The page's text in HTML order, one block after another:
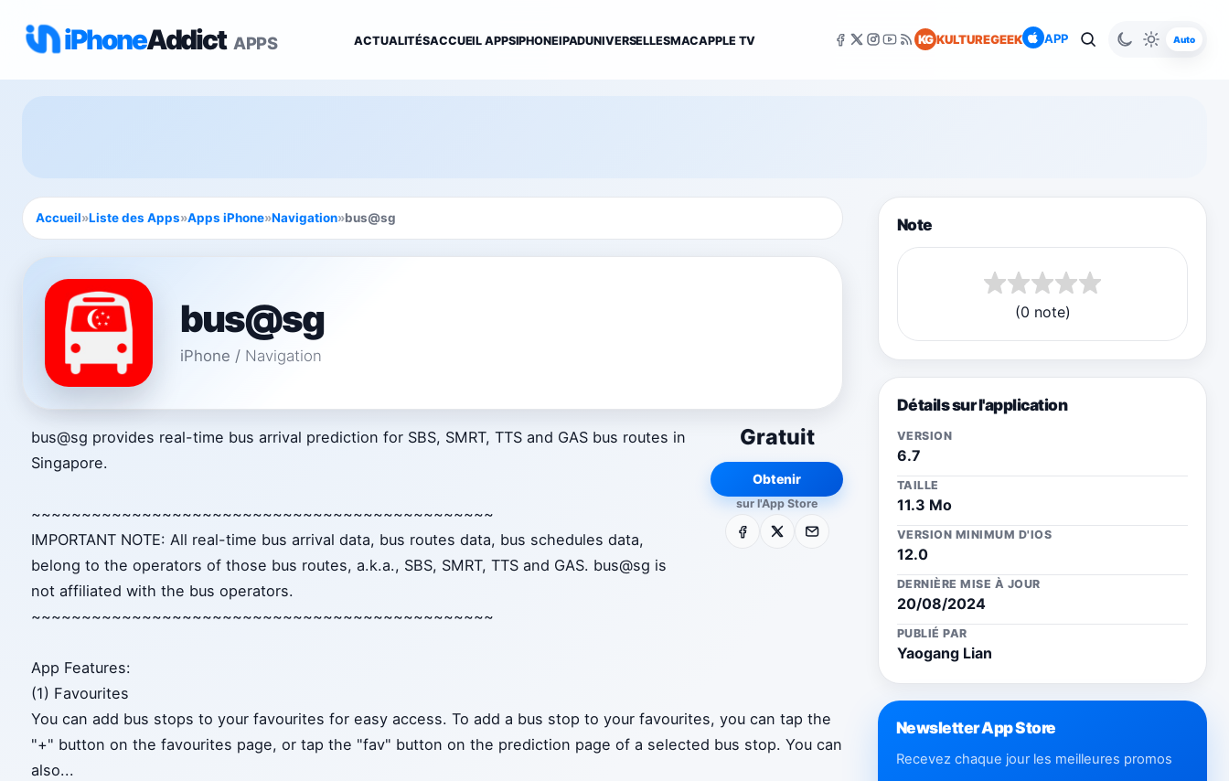
iPhoneAddict APPS ACTUALITÉSACCUEIL APPSIPHONEIPADUNIVERSELLESMACAPPLE TV KG KULTUREGEEK APP Auto
Accueil»Liste des Apps»Apps iPhone»Navigation»bus@sg
bus@sg
iPhone / Navigation
Gratuit
Obtenir
sur l'App Store
Facebook E-mail
bus@sg provides real-time bus arrival prediction for SBS, SMRT, TTS and GAS bus routes in
Singapore.
~~~~~~~~~~~~~~~~~~~~~~~~~~~~~~~~~~~~~~~~~~~~~~
IMPORTANT NOTE: All real-time bus arrival data, bus routes data, bus schedules data,
belong to the operators of those bus routes, a.k.a., SBS, SMRT, TTS and GAS. bus@sg is
not affiliated with the bus operators.
~~~~~~~~~~~~~~~~~~~~~~~~~~~~~~~~~~~~~~~~~~~~~~
App Features:
(1) Favourites
You can add bus stops to your favourites for easy access. To add a bus stop to your favourites, you can tap the
"+" button on the favourites page, or tap the "fav" button on the prediction page of a selected bus stop. You can
also...
Note
(0 note)
Détails sur l'application
VERSION
6.7
TAILLE
11.3 Mo
VERSION MINIMUM D'IOS
12.0
DERNIÈRE MISE À JOUR
20/08/2024
PUBLIÉ PAR
Yaogang Lian
Newsletter App Store
Recevez chaque jour les meilleures promos